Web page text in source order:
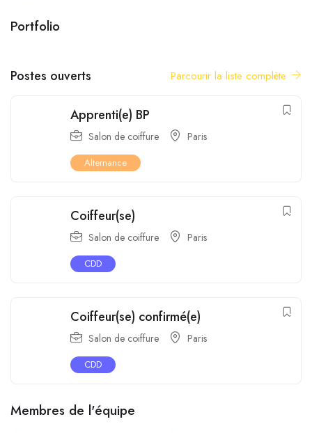
Portfolio
Postes ouverts Parcourir la liste complète
Apprenti(e) BP
Salon de coiffure Paris
Alternance
Coiffeur(se)
Salon de coiffure Paris
CDD
Coiffeur(se) confirmé(e)
Salon de coiffure Paris
CDD
Membres de l'équipe